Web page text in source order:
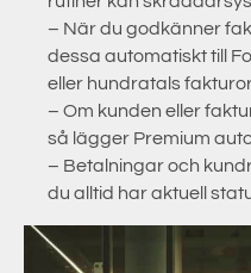
– När du godkänner
dessa automatiskt till
eller hundratals
– Om kunden eller
så lägger Premium
– Betalningar och
du alltid har aktuell